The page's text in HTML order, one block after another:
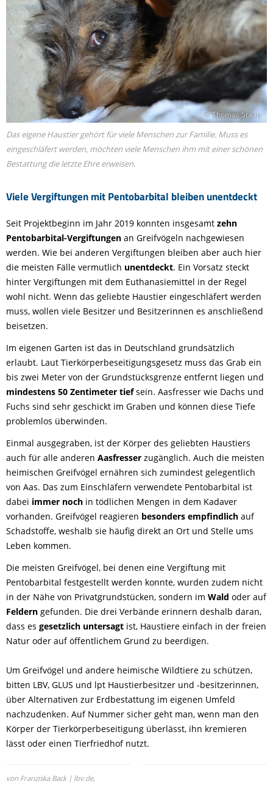
Viele Vergiftungen mit Pentobarbital bleiben unentdeckt
© Thomas Staab
Das eigene Haustier gehört für viele Menschen zur Familie. Muss es
eingeschläfert werden, möchten viele Menschen ihm mit einer schönen
Bestattung die letzte Ehre erweisen.
Seit Projektbeginn im Jahr 2019 konnten insgesamt zehn
Pentobarbital-Vergiftungen an Greifvögeln nachgewiesen
werden. Wie bei anderen Vergiftungen bleiben aber auch hier
die meisten Fälle vermutlich unentdeckt. Ein Vorsatz steckt
hinter Vergiftungen mit dem Euthanasiemittel in der Regel
wohl nicht. Wenn das geliebte Haustier eingeschläfert werden
muss, wollen viele Besitzer und Besitzerinnen es anschließend
beisetzen.
Im eigenen Garten ist das in Deutschland grundsätzlich
erlaubt. Laut Tierkörperbeseitigungsgesetz muss das Grab ein
bis zwei Meter von der Grundstücksgrenze entfernt liegen und
mindestens 50 Zentimeter tiefsein. Aasfresser wie Dachs und
Fuchs sind sehr geschickt im Graben und können diese Tiefe
problemlos überwinden.
Einmal ausgegraben, ist der Körper des geliebten Haustiers
auch für alle anderen Aasfresser zugänglich. Auch die meisten
heimischen Greifvögel ernähren sich zumindest gelegentlich
von Aas. Das zum Einschläfern verwendete Pentobarbital ist
dabei immer noch in tödlichen Mengen in dem Kadaver
vorhanden. Greifvögel reagieren besonders empfindlich auf
Schadstoffe, weshalb sie häufig direkt an Ort und Stelle ums
Leben kommen.
Die meisten Greifvögel, bei denen eine Vergiftung mit
Pentobarbital festgestellt werden konnte, wurden zudem nicht
in der Nähe von Privatgrundstücken, sondern im Wald oder auf
Feldern gefunden. Die drei Verbände erinnern deshalb daran,
dass es gesetzlich untersagt ist, Haustiere einfach in der freien
Natur oder auf öffentlichem Grund zu beerdigen.
Um Greifvögel und andere heimische Wildtiere zu schützen,
bitten LBV, GLUS und lpt Haustierbesitzer und -besitzerinnen,
über Alternativen zur Erdbestattung im eigenen Umfeld
nachzudenken. Auf Nummer sicher geht man, wenn man den
Körper der Tierkörperbeseitigung überlässt, ihn kremieren
lässt oder einen Tierfriedhof nutzt.
von Franziska Back | lbv.de,